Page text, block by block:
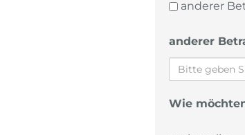
anderer
anderer
Wie